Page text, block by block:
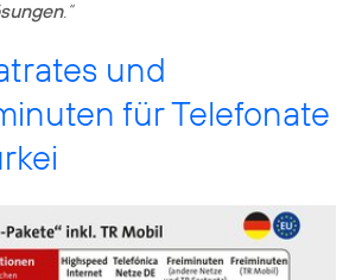
.“
und
für Telefonate